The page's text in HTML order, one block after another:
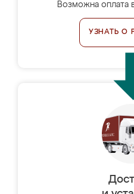
Возможна оплата
УЗНАТЬ О